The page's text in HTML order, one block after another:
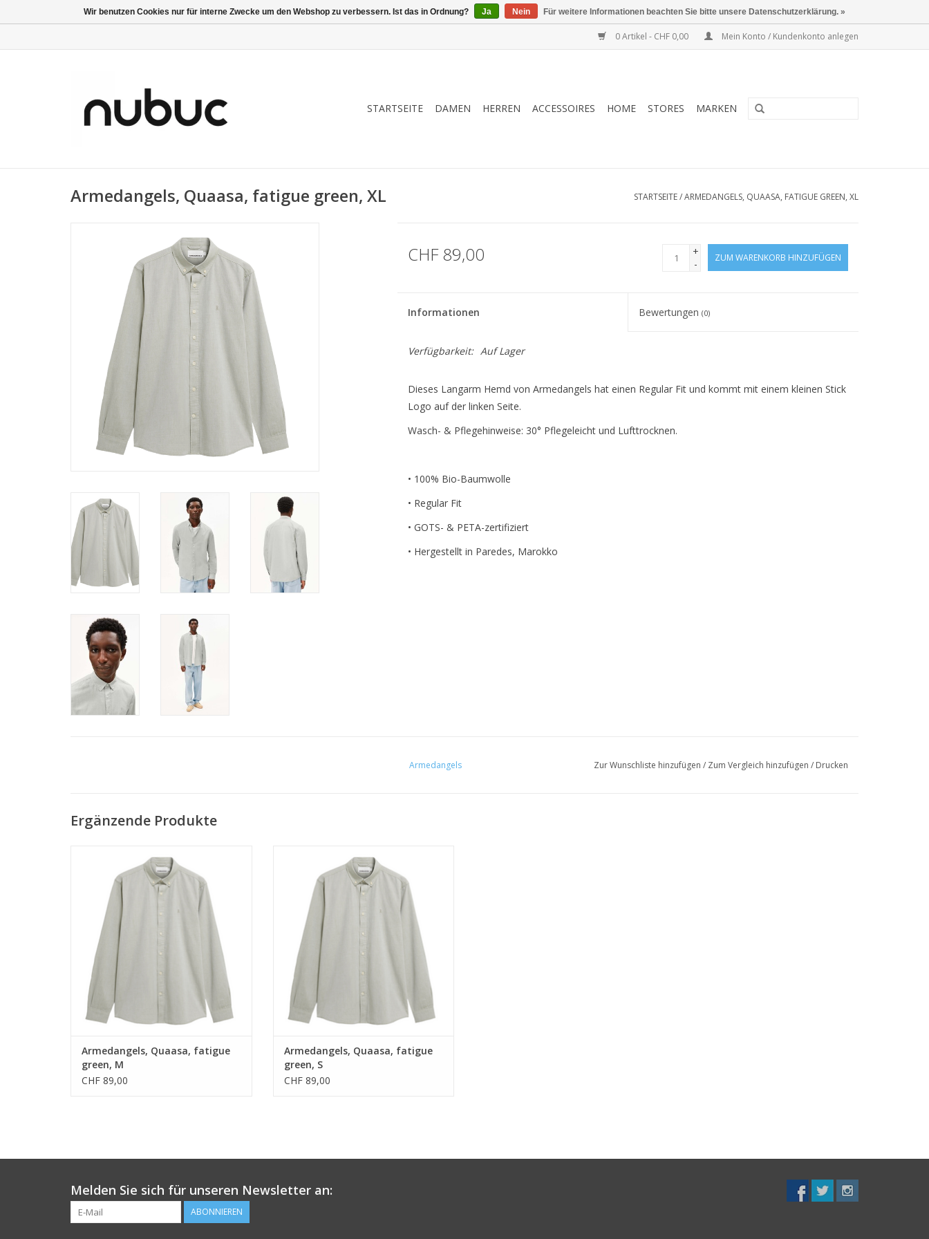
0 Artikel - CHF 0,00 Mein Konto / Kundenkonto anlegen
STARTSEITE DAMEN HERREN ACCESSOIRES HOME STORES MARKEN
Armedangels, Quaasa, fatigue green, XL STARTSEITE/ARMEDANGELS, QUAASA, FATIGUE GREEN, XL
CHF 89,00
+
-
ZUM WARENKORB HINZUFÜGEN
Informationen Bewertungen(0)
Verfügbarkeit: Auf Lager
Dieses Langarm Hemd von Armedangels hat einen Regular Fit und kommt mit einem kleinen Stick
Logo auf der linken Seite.
Wasch- & Pflegehinweise: 30° Pflegeleicht und Lufttrocknen.
• 100% Bio-Baumwolle
• Regular Fit
• GOTS- & PETA-zertifiziert
• Hergestellt in Paredes, Marokko
Armedangels Zur Wunschliste hinzufügen / Zum Vergleich hinzufügen / Drucken
Ergänzende Produkte
• Regular Fit
• GOTS- & PETA-zertifiziert
ZUM WARENKORB HINZUFÜGEN
Armedangels, Quaasa, fatigue
green, M
CHF 89,00
• Regular Fit
• GOTS- & PETA-zertifiziert
ZUM WARENKORB HINZUFÜGEN
Armedangels, Quaasa, fatigue
green, S
CHF 89,00
Melden Sie sich für unseren Newsletter an:
ABONNIEREN
Wir benutzen Cookies nur für interne Zwecke um den Webshop zu verbessern. Ist das in Ordnung? Ja Nein Für weitere Informationen beachten Sie bitte unsere Datenschutzerklärung. »